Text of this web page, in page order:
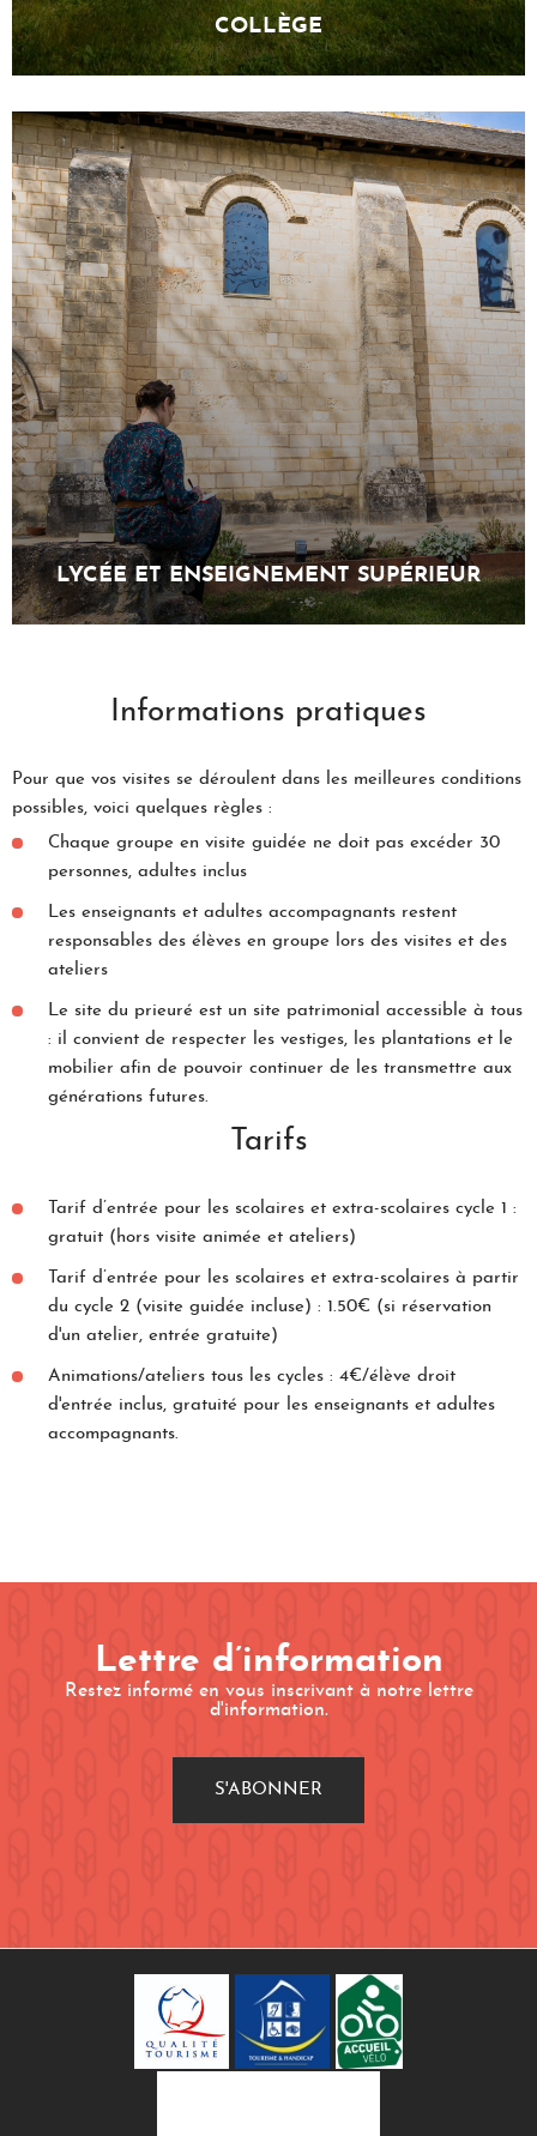
COLLÈGE
LYCÉE ET ENSEIGNEMENT SUPÉRIEUR
Informations pratiques
Pour que vos visites se déroulent dans les meilleures conditions
possibles, voici quelques règles :
Chaque groupe en visite guidée ne doit pas excéder 30
personnes, adultes inclus
Les enseignants et adultes accompagnants restent
responsables des élèves en groupe lors des visites et des
ateliers
Le site du prieuré est un site patrimonial accessible à tous
: il convient de respecter les vestiges, les plantations et le
mobilier afin de pouvoir continuer de les transmettre aux
générations futures.
Tarifs
Tarif d’entrée pour les scolaires et extra-scolaires cycle 1 :
gratuit (hors visite animée et ateliers)
Tarif d’entrée pour les scolaires et extra-scolaires à partir
du cycle 2 (visite guidée incluse) : 1.50€ (si réservation
d'un atelier, entrée gratuite)
Animations/ateliers tous les cycles : 4€/élève droit
d'entrée inclus, gratuité pour les enseignants et adultes
accompagnants.
Lettre d’information
Restez informé en vous inscrivant à notre lettre
d'information.
S'ABONNER